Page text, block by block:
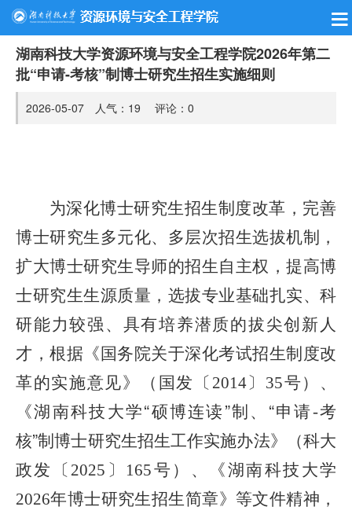
湖南科技大学资源环境与安全工程学院2026年第二
批“申请-考核”制博士研究生招生实施细则
2026-05-07 人气： 19 评论： 0
为深化博士研究生招生制度改革，完善
博士研究生多元化、多层次招生选拔机制，
扩大博士研究生导师的招生自主权，提高博
士研究生生源质量，选拔专业基础扎实、科
研能力较强、具有培养潜质的拔尖创新人
才，根据《国务院关于深化考试招生制度改
革的实施意见》（国发〔 2014〕 35号）、
《湖南科技大学“硕博连读”制、 “申请-考
核”制博士研究生招生工作实施办法》（科大
政发〔 2025 〕 165号）、《湖南科技大学
2026年博士研究生招生简章》 等文件精神，